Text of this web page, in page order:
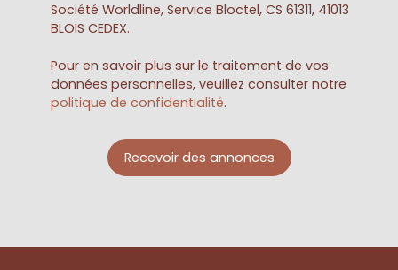
Société Worldline, Service Bloctel, CS 61311, 41013
BLOIS CEDEX.
Pour en savoir plus sur le traitement de vos
données personnelles, veuillez consulter notre
politique de confidentialité.
Recevoir des annonces